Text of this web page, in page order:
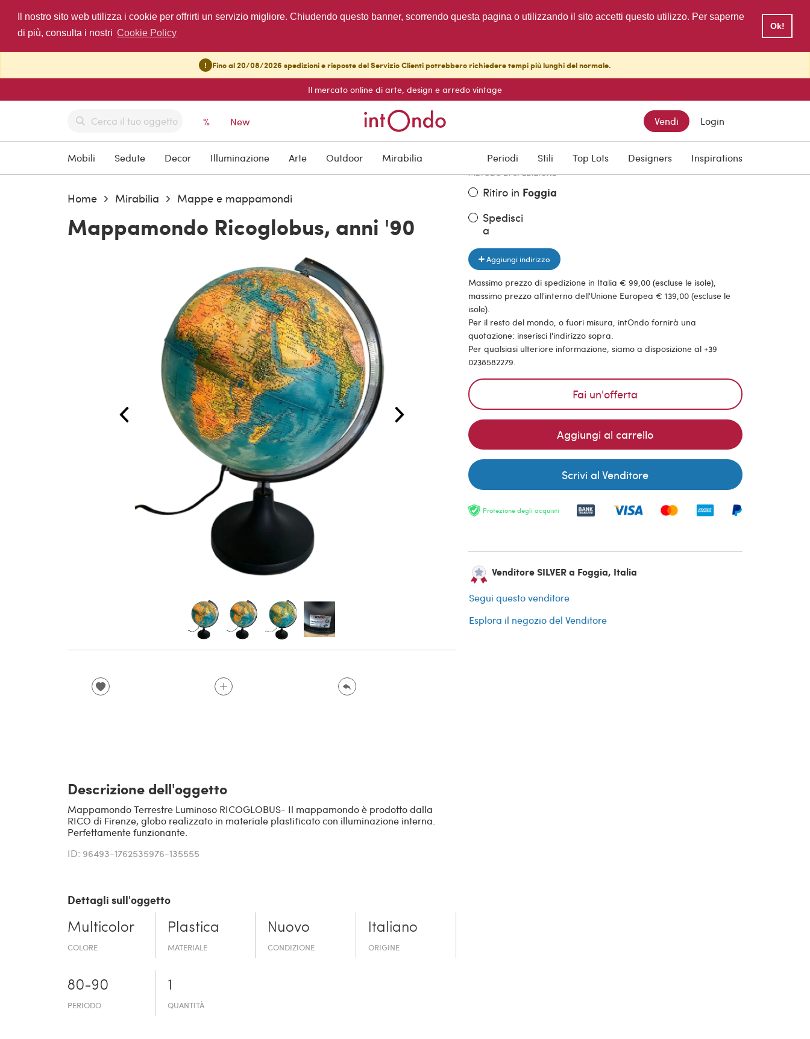
Il nostro sito web utilizza i cookie per offrirti un servizio migliore. Chiudendo questo banner, scorrendo questa pagina o utilizzando il sito accetti questo utilizzo. Per saperne
di più, consulta i nostri Cookie Policy
Ok!
! Fino al 20/08/2026 spedizioni e risposte del Servizio Clienti potrebbero richiedere tempi più lunghi del normale.
Il mercato online di arte, design e arredo vintage
% New Vendi Login
Mobili Sedute Decor Illuminazione Arte Outdoor Mirabilia Periodi Stili Top Lots Designers Inspirations
Home Mirabilia Mappe e mappamondi
Mappamondo Ricoglobus, anni '90
€ 150,00
METODO DI SPEDIZIONE
Ritiro in Foggia
Spedisci
a
Aggiungi indirizzo
Massimo prezzo di spedizione in Italia € 99,00 (escluse le isole),
massimo prezzo all'interno dell'Unione Europea € 139,00 (escluse le
isole).
Per il resto del mondo, o fuori misura, intOndo fornirà una
quotazione: inserisci l'indirizzo sopra.
Per qualsiasi ulteriore informazione, siamo a disposizione al +39
0238582279.
Fai un'offerta
Aggiungi al carrello
Scrivi al Venditore
Protezione degli acquisti
Venditore SILVER a Foggia, Italia
Segui questo venditore
Esplora il negozio del Venditore
Descrizione dell'oggetto
Mappamondo Terrestre Luminoso RICOGLOBUS- Il mappamondo è prodotto dalla
RICO di Firenze, globo realizzato in materiale plastificato con illuminazione interna.
Perfettamente funzionante.
ID: 96493-1762535976-135555
Dettagli sull'oggetto
Multicolor
COLORE
Plastica
MATERIALE
Nuovo
CONDIZIONE
Italiano
ORIGINE
80-90
PERIODO
1
QUANTITÀ